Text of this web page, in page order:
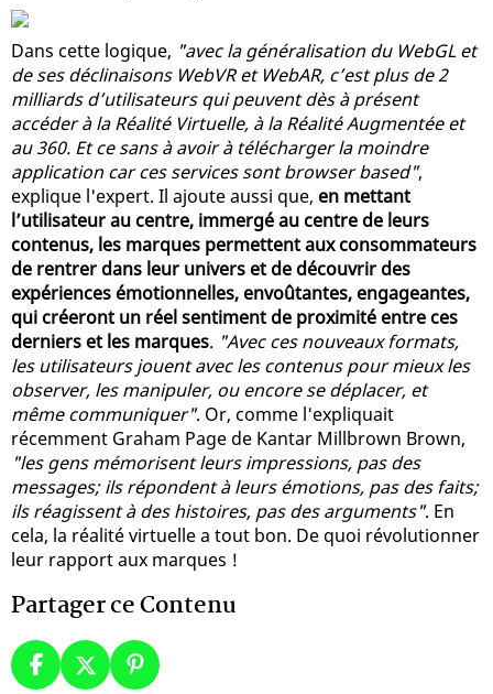
Dans cette logique, "avec la généralisation du WebGL et
de ses déclinaisons WebVR et WebAR, c’est plus de 2
milliards d’utilisateurs qui peuvent dès à présent
accéder à la Réalité Virtuelle, à la Réalité Augmentée et
au 360. Et ce sans à avoir à télécharger la moindre
application car ces services sont browser based",
explique l'expert. Il ajoute aussi que, en mettant
l’utilisateur au centre, immergé au centre de leurs
contenus, les marques permettent aux consommateurs
de rentrer dans leur univers et de découvrir des
expériences émotionnelles, envoûtantes, engageantes,
qui créeront un réel sentiment de proximité entre ces
derniers et les marques. "Avec ces nouveaux formats,
les utilisateurs jouent avec les contenus pour mieux les
observer, les manipuler, ou encore se déplacer, et
même communiquer". Or, comme l'expliquait
récemment Graham Page de Kantar Millbrown Brown,
"les gens mémorisent leurs impressions, pas des
messages; ils répondent à leurs émotions, pas des faits;
ils réagissent à des histoires, pas des arguments". En
cela, la réalité virtuelle a tout bon. De quoi révolutionner
leur rapport aux marques !
Partager ce Contenu